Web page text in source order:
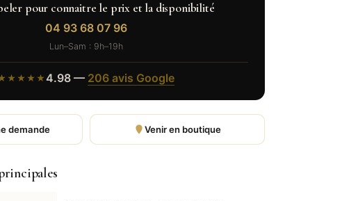
pour connaitre le prix et la disponibilité
04 93 68 07 96
Lun–Sam : 9h–19h
4.98 — 206 avis Google
demande Venir en boutique